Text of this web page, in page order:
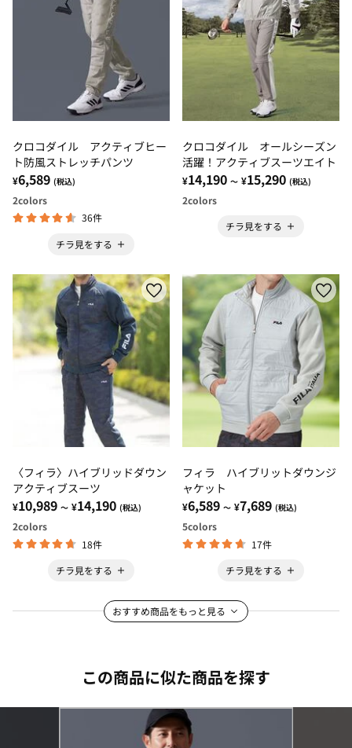
クロコダイル アクティブヒー
ト防風ストレッチパンツ
¥6,589 (税込)
2colors
36件
チラ見をする
クロコダイル オールシーズン
活躍！アクティブスーツエイト
¥14,190 ～ ¥15,290 (税込)
2colors
チラ見をする
〈フィラ〉ハイブリッドダウン
アクティブスーツ
¥10,989 ～ ¥14,190 (税込)
2colors
18件
チラ見をする
フィラ ハイブリットダウンジ
ャケット
¥6,589 ～ ¥7,689 (税込)
5colors
17件
チラ見をする
おすすめ商品をもっと見る
この商品に似た商品を探す